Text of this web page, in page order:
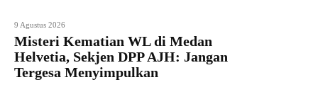
9 Agustus 2026
Misteri Kematian WL di Medan
Helvetia, Sekjen DPP AJH: Jangan
Tergesa Menyimpulkan